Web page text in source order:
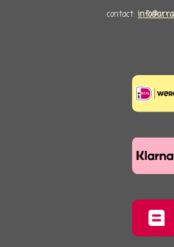
contact: